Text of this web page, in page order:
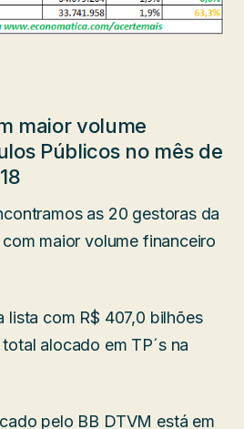
maior volume
Públicos no mês de
as 20 gestoras da
maior volume financeiro
lista com R$ 407,0 bilhões
alocado em TP´s na
pelo BB DTVM está em